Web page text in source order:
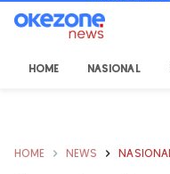
HOME NASIONAL
HOME NEWS NASIONAL